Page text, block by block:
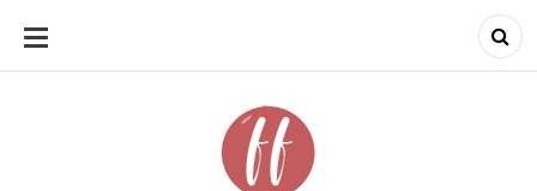
SKIP
CONTENT
FitFeminin